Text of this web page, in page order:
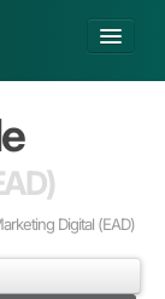
Digital (EAD)